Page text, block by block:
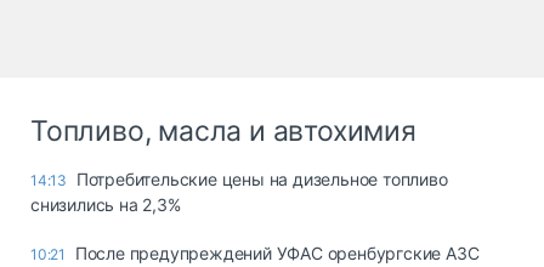
Топливо, масла и автохимия
14:13
Потребительские цены на дизельное топливо
снизились на 2,3%
10:21
После предупреждений УФАС оренбургские АЗС